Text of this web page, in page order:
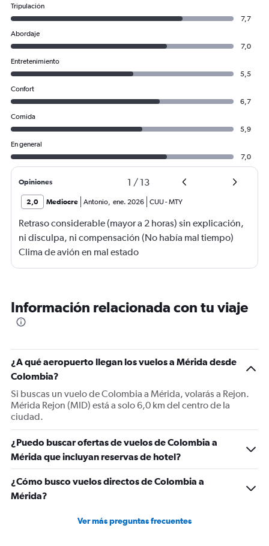
Tripulación
7,7
Abordaje
7,0
Entretenimiento
5,5
Confort
6,7
Comida
5,9
En general
7,0
Opiniones 1 / 13
2,0 Mediocre Antonio, ene. 2026 CUU-MTY
Retraso considerable (mayor a 2 horas) sin explicación,
ni disculpa, ni compensación (No había mal tiempo)
Clima de avión en mal estado
Información relacionada con tu viaje
¿A qué aeropuerto llegan los vuelos a Mérida desde
Colombia?
Si buscas un vuelo de Colombia a Mérida, volarás a Rejon.
Mérida Rejon (MID) está a solo 6,0 km del centro de la
ciudad.
¿Puedo buscar ofertas de vuelos de Colombia a
Mérida que incluyan reservas de hotel?
¿Cómo busco vuelos directos de Colombia a
Mérida?
Ver más preguntas frecuentes